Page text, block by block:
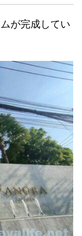
が完成してい